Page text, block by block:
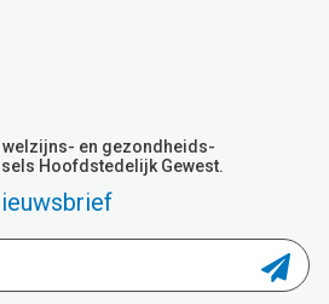
en gezondheids-
Hoofdstedelijk Gewest.